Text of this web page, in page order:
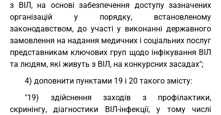
з ВІЛ, на основі забезпечення доступу зазначених
організацій у порядку, встановленому
законодавством, до участі у виконанні державного
замовлення на надання медичних і соціальних послуг
представникам ключових груп щодо інфікування ВІЛ
та людям, які живуть з ВІЛ, на конкурсних засадах";
4) доповнити пунктами 19 і 20 такого змісту:
"19) здійснення заходів з профілактики,
скринінгу, діагностики ВІЛ-інфекції, у тому числі